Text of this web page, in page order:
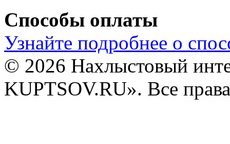
Способы оплаты
Узнайте подробнее о
© 2026 Нахлыстовый
KUPTSOV.RU». Все